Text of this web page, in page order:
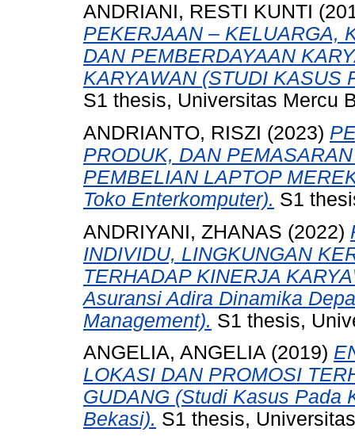
ANDRIANI, RESTI KUNTI
PEKERJAAN – KELUARGA,
DAN PEMBERDAYAAN
KARYAWAN (STUDI KASUS
S1 thesis, Universitas Mercu
ANDRIANTO, RISZI (2023)
PRODUK, DAN
PEMBELIAN LAPTOP
Toko Enterkomputer). S1
ANDRIYANI, ZHANAS (2022)
INDIVIDU, LINGKUNGAN
TERHADAP KINERJA
Asuransi Adira Dinamika
Management). S1 thesis,
ANGELIA, ANGELIA(2019)
LOKASI DAN PROMOSI
GUDANG (Studi Kasus Pada
Bekasi). S1 thesis,